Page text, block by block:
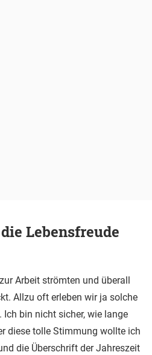
Lebensfreude
Arbeit strömten und überall
Allzu oft erleben wir ja solche
bin nicht sicher, wie lange
diese tolle Stimmung wollte ich
die Überschrift der Jahreszeit